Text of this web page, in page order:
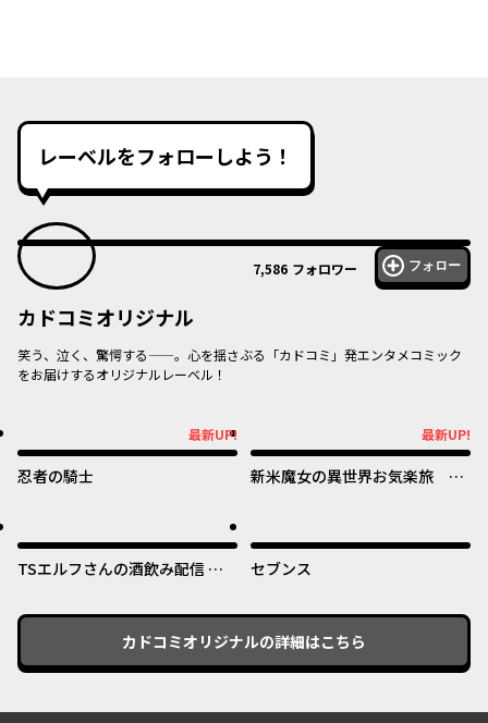
レーベルをフォローしよう！
7,586 フォロワー フォロー
カドコミオリジナル
笑う、泣く、驚愕する——。心を揺さぶる「カドコミ」発エンタメコミック
をお届けするオリジナルレーベル！
最新UP!
オリジナル
忍者の騎士
最新UP!
オリジナル
新米魔女の異世界お気楽旅 ～
人生を謳歌する～
TSエルフさんの酒飲み配信 ～
じゃないからな!?～
セブンス
カドコミオリジナルの詳細はこちら